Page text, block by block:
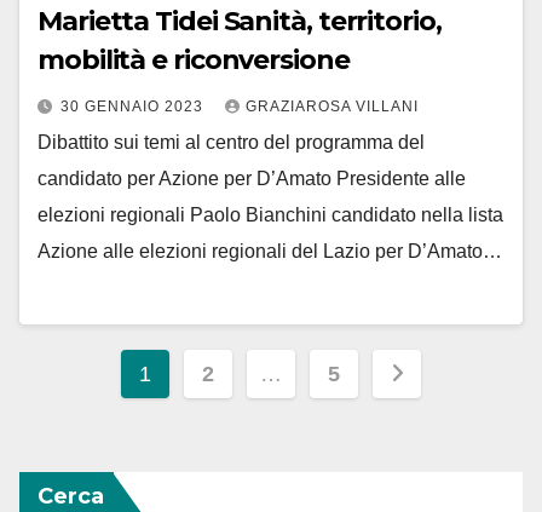
Marietta Tidei Sanità, territorio,
mobilità e riconversione
30 GENNAIO 2023 GRAZIAROSA VILLANI
Dibattito sui temi al centro del programma del
candidato per Azione per D’Amato Presidente alle
elezioni regionali Paolo Bianchini candidato nella lista
Azione alle elezioni regionali del Lazio per D’Amato…
Paginazione
articoli
1 2 … 5
Cerca